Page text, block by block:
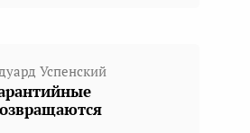
Успенский